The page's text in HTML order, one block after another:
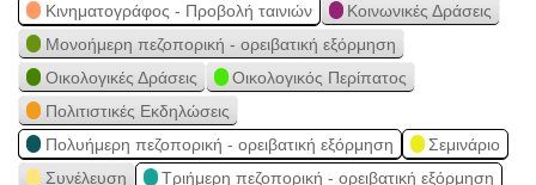
Κινηματογράφος - Προβολή ταινιών
Κοινωνικές Δράσεις
Μονοήμερη πεζοπορική - ορειβατική εξόρμηση
Οικολογικές Δράσεις
Οικολογικός Περίπατος
Πολιτιστικές Εκδηλώσεις
Πολυήμερη πεζοπορική - ορειβατική εξόρμηση
Σεμινάριο
Συνέλευση
Τριήμερη πεζοπορική - ορειβατική εξόρμηση